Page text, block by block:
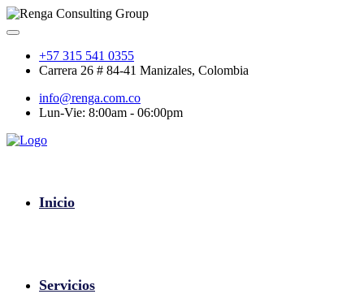
+57 315 541 0355
Carrera 26 # 84-41 Manizales, Colombia
info@renga.com.co
Lun-Vie: 8:00am - 06:00pm
Inicio
Servicios